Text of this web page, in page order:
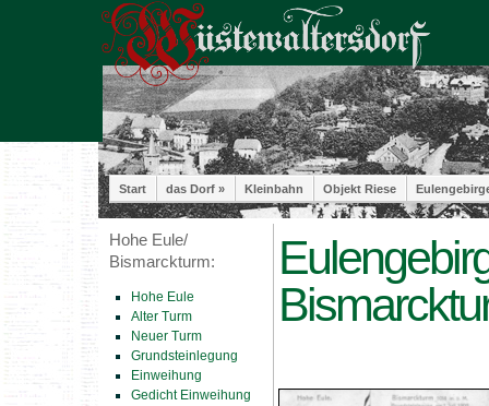
Start das Dorf » Kleinbahn Objekt Riese
Hohe Eule/
Bismarckturm:
Hohe Eule
Alter Turm
Neuer Turm
Grundsteinlegung
Einweihung
Gedicht Einweihung